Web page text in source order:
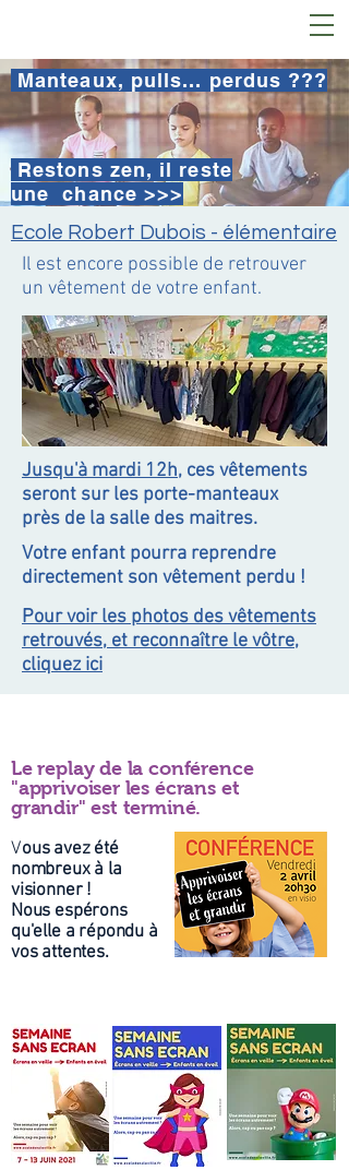
Manteaux, pulls... perdus ???
Restons zen, il reste
une chance >>>
Ecole Robert Dubois - élémentaire
Il est encore possible de retrouver
un vêtement de votre enfant.
Jusqu'à mardi 12h, ces vêtements
seront sur les porte-manteaux
près de la salle des maitres.
Votre enfant pourra reprendre
directement son vêtement perdu !
Pour voir les photos des vêtements
retrouvés, et reconnaître le vôtre,
cliquez ici
Le replay de la conférence
"apprivoiser les écrans et
grandir" est terminé.
Vous avez été
nombreux à la
visionner !
Nous espérons
qu'elle a répondu à
vos attentes.